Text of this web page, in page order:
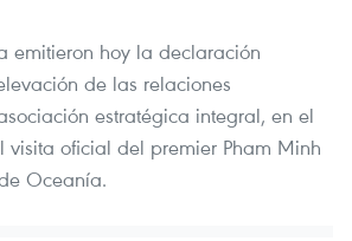
emitieron hoy la declaración
de las relaciones
estratégica integral, en el
visita oficial del premier Pham Minh
Oceanía.